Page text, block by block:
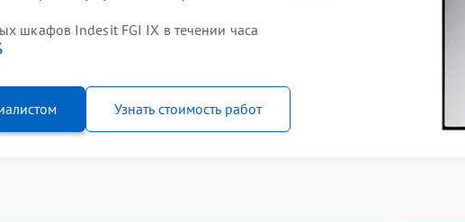
шкафов Indesit FGI IX в течении часа
Узнать стоимость работ